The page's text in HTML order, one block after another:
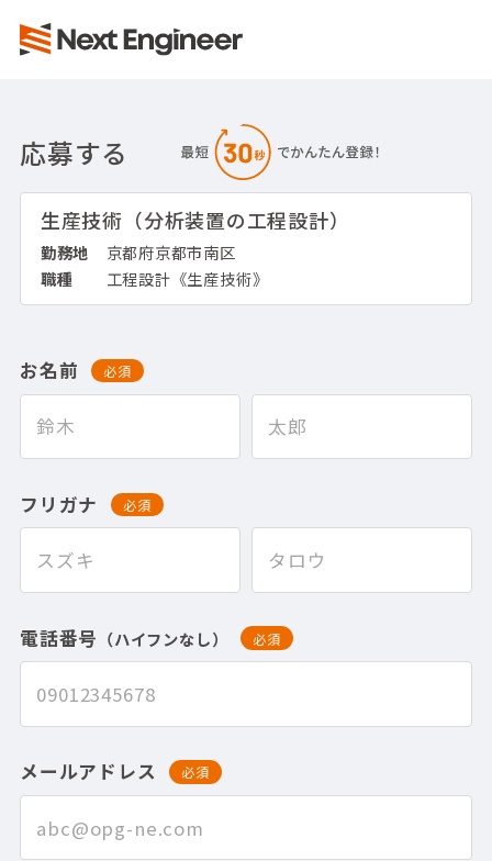
応募する
生産技術（分析装置の工程設計）
勤務地
京都府京都市南区
職種
工程設計《生産技術》
お名前 必須
フリガナ 必須
電話番号 （ハイフンなし） 必須
メールアドレス 必須